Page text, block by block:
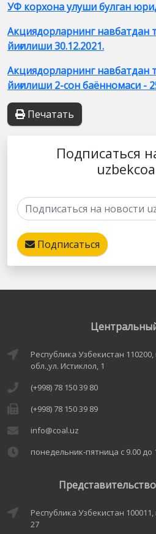
УФ корхона улуши булган
Акциядорларнинг навбатдан
йиғилиши 30.12.2021.
Акциядорларнинг навбатдан
йиғилиши 2-сон баённомаси -
Печатать
Подписаться
Подписаться
Республика Узбекистан
обл.,ул. Истиклол, 1
(+998) 78 150 39 80
(+998) 78 150 39 89
info@coal.uz
понедельник-пятница с 9.00 до
Республика Узбекистан
27